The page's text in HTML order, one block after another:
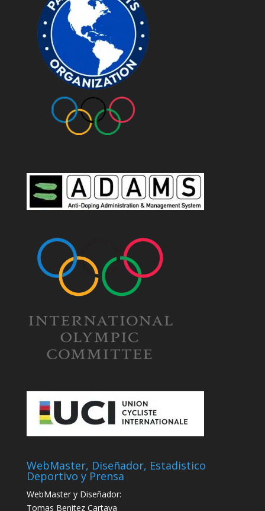
WebMaster, Diseñador, Estadistico
Deportivo y Prensa
WebMaster y Diseñador:
Tomas Benitez Cartaya